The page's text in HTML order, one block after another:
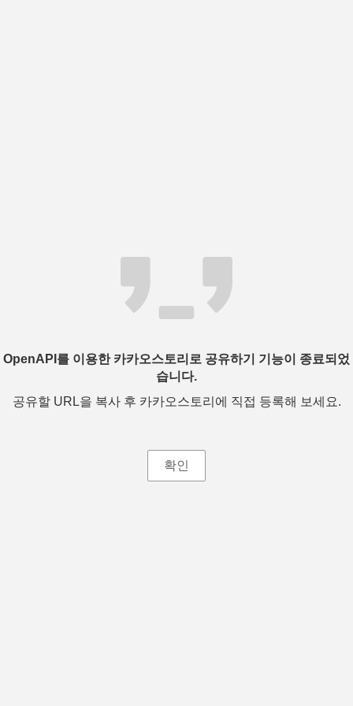
OpenAPI를 이용한 카카오스토리로 공유하기 기능이 종료되었
습니다.
공유할 URL을 복사 후 카카오스토리에 직접 등록해 보세요.
확인